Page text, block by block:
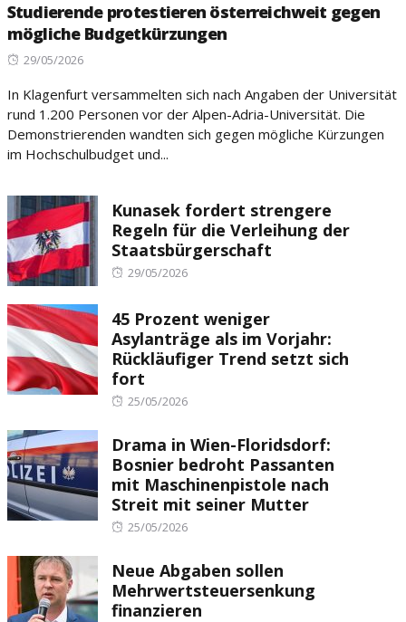
Studierende protestieren österreichweit gegen
mögliche Budgetkürzungen
Posted
29/05/2026
In Klagenfurt versammelten sich nach Angaben der Universität
rund 1.200 Personen vor der Alpen-Adria-Universität. Die
Demonstrierenden wandten sich gegen mögliche Kürzungen
im Hochschulbudget und...
Kunasek fordert strengere
Regeln für die Verleihung der
Staatsbürgerschaft
Posted
29/05/2026
45 Prozent weniger
Asylanträge als im Vorjahr:
Rückläufiger Trend setzt sich
fort
Posted
25/05/2026
Drama in Wien-Floridsdorf:
Bosnier bedroht Passanten
mit Maschinenpistole nach
Streit mit seiner Mutter
Posted
25/05/2026
Neue Abgaben sollen
Mehrwertsteuersenkung
finanzieren